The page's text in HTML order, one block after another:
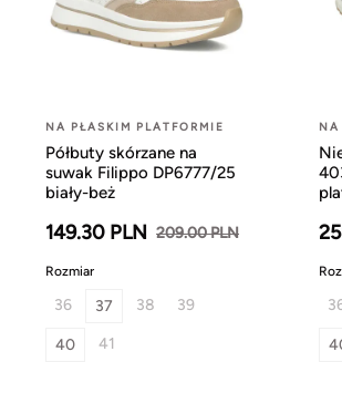
NA PŁASKIM PLATFORMIE
Półbuty skórzane na
suwak Filippo DP6777/25
biały-beż
149.30 PLN 209.00 PLN
Rozmiar
36 37 38 39
40 41
NA